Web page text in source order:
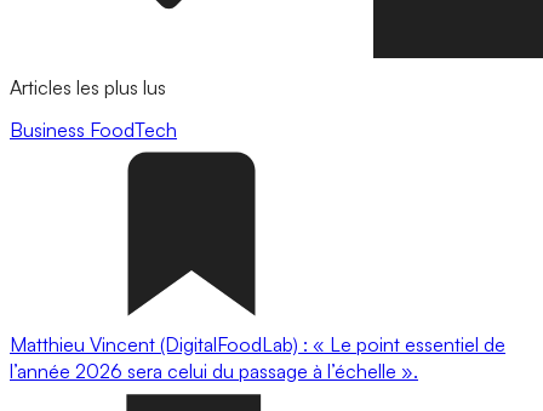
Articles les plus lus
Business FoodTech
Matthieu Vincent (DigitalFoodLab) : « Le point essentiel de
l’année 2026 sera celui du passage à l’échelle ».